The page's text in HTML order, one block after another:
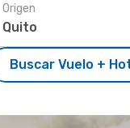
Origen
Buscar Vuelo +